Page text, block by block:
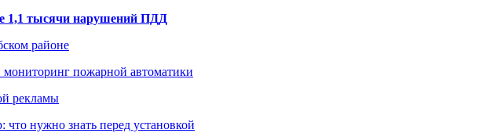
1,1 тысячи нарушений ПДД
районе
пожарной автоматики
рекламы
нужно знать перед установкой